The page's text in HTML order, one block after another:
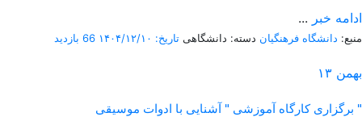
... ادامه خبر
منبع: دانشگاه فرهنگیان دسته: دانشگاهی تاریخ: ۱۴۰۴/۱۲/۱۰ 66 بازدید
۱۳ بهمن
برگزاری کارگاه آموزشی " آشنایی با ادوات موسیقی "